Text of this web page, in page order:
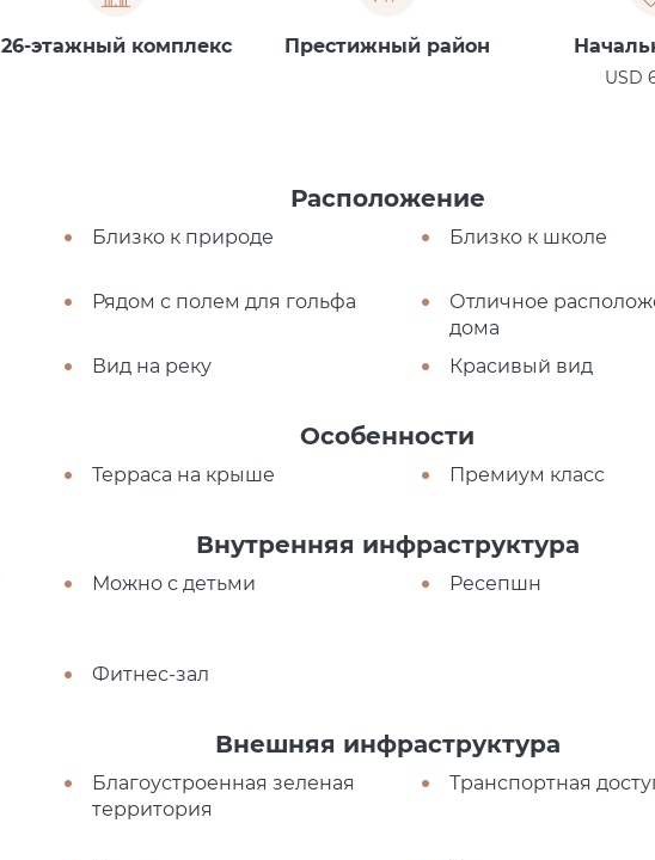
26-этажный комплекс Престижный район
USD
Расположение
Близко к природе Близко к школе
Рядом с полем для гольфа
Отличное
дома
Вид на реку Красивый вид
Особенности
Терраса на крыше Премиум класс
Внутренняя инфраструктура
Можно с детьми Ресепшн
Фитнес-зал
Внешняя инфраструктура
Благоустроенная зеленая
территория
Транспортная